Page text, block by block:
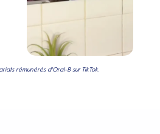
rémunérés d'Oral-B sur TikTok.